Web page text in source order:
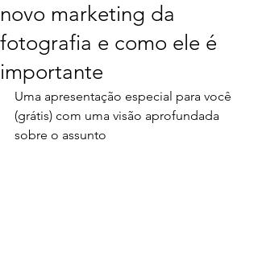
novo marketing da
fotografia e como ele é
importante
Uma apresentação especial para você
(grátis) com uma visão aprofundada
sobre o assunto